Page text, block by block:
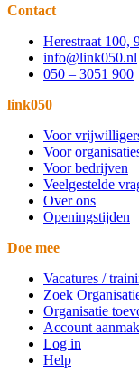
Contact
Herestraat 100,
info@link050.nl
050 – 3051 900
link050
Voor
Voor
Voor bedrijven
Veelgestelde
Over ons
Openingstijden
Doe mee
Vacatures /
Zoek
Organisatie
Account
Log in
Help